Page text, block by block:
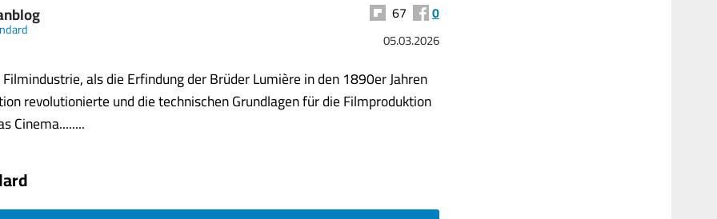
67 0
05.03.2026
als die Erfindung der Brüder Lumière in den 1890er Jahren
revolutionierte und die technischen Grundlagen für die Filmproduktion
Cinema........